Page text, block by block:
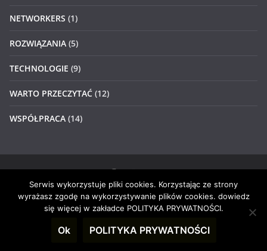
NETWORKERS (1)
ROZWIĄZANIA (5)
TECHNOLOGIE (9)
WARTO PRZECZYTAĆ (12)
WSPÓŁPRACA (14)
Prawa autorskie © 2026#4networkers. Wszystkie prawa
zastrzeżone.
przezWordPress.
Serwis wykorzystuje pliki cookies. Korzystając ze strony
wyrażasz zgodę na wykorzystywanie plików cookies. dowiedz
się więcej w zakładce POLITYKA PRYWATNOŚCI.
Ok POLITYKA PRYWATNOŚCI